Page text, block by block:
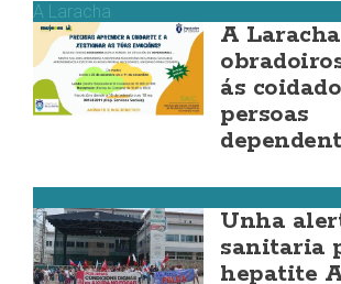
A Laracha
A
ás
persoas
Unha
sanitaria
hepatite